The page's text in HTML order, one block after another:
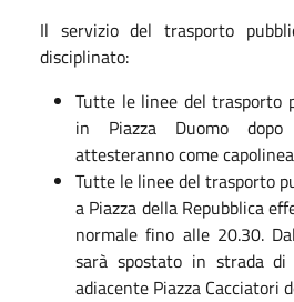
Il servizio del trasporto
disciplinato:
Tutte le linee del trasporto
in Piazza Duomo
attesteranno come
Tutte le linee del trasporto
a Piazza della Repubblica
normale fino alle 20.30.
sarà spostato in strada di
adiacente Piazza Cacciatori